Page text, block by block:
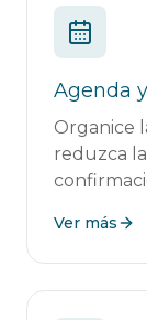
Agenda
Organice
reduzca
Ver más